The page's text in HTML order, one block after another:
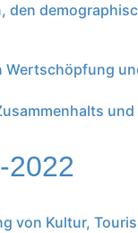
den
Wertschöpfung
2022
von Kultur,